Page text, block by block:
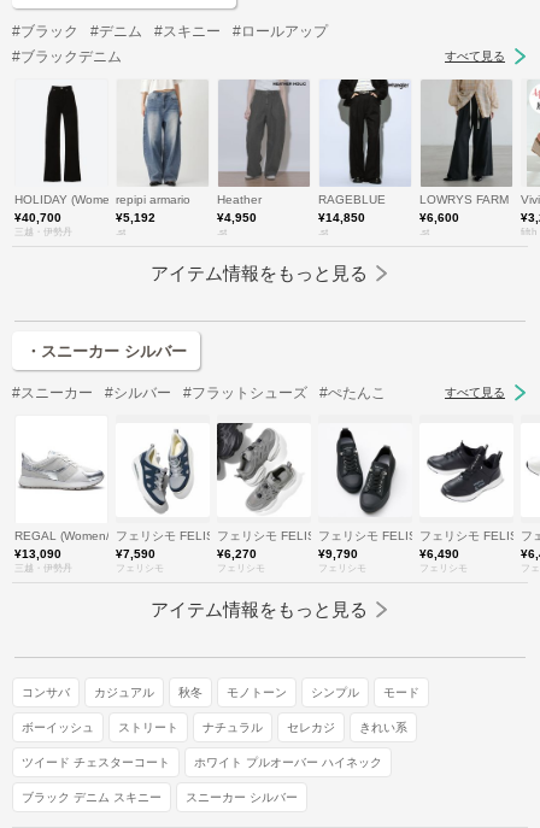
#ブラック #デニム #スキニー
#ロールアップ
#ブラックデニム
すべて見る
HOLIDAY (Women)/ホリデイ
¥40,700
三越・伊勢丹
repipi armario
¥5,192
.st
Heather
¥4,950
.st
RAGEBLUE
¥14,850
.st
LOWRYS FARM
¥6,600
.st fifth
アイテム情報をもっと見る
・スニーカー シルバー
#スニーカー #シルバー #フラットシューズ #ぺたんこ すべて見る
REGAL (Women/Men)/リーガル
¥13,090
三越・伊勢丹
フェリシモ FELISSIMO
¥7,590
フェリシモ
フェリシモ FELISSIMO
¥6,270
フェリシモ
フェリシモ FELISSIMO
¥9,790
フェリシモ
フェリシモ
¥6,490
フェリシモ
フ
フ
アイテム情報をもっと見る
コンサバ カジュアル 秋冬 モノトーン シンプル モード
ボーイッシュ ストリート ナチュラル セレカジ きれい系
ツイード チェスターコート ホワイト プルオーバー ハイネック
ブラック デニム スキニー スニーカー シルバー